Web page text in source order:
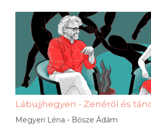
Lábujjhegyen - Zenéről és
Megyeri Léna - Bősze Ádám